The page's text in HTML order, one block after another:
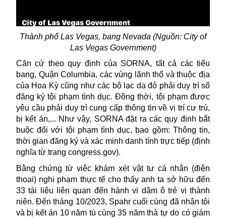
Thành phố Las Vegas, bang Nevada (Nguồn: City of
Las Vegas Government)
Căn cứ theo quy định của SORNA, tất cả các tiểu
bang, Quận Columbia, các vùng lãnh thổ và thuộc địa
của Hoa Kỳcũng như các bộ lạc da đỏ phải duy trì sổ
đăng ký tội phạm tình dục. Đồng thời, tội phạm được
yêu cầu phải duy trì cung cấp thông tin về vị trí cư trú,
bị kết án,... Như vậy, SORNA đặt ra các quy định bắt
buộc đối với tội phạm tình dục, bao gồm: Thông tin,
thời gian đăng ký và xác minh danh tính trực tiếp (định
nghĩa từ trang congress.gov).
Bằng chứng từ việc khám xét vật tư cá nhân (điện
thoại) nghi phạm thực tế cho thấy anh ta sở hữu đến
33 tài liệu liên quan đến hành vi dâm ô trẻ vị thành
niên. Đến tháng 10/2023, Spahr cuối cùng đã nhận tội
và bị kết án 10 năm tù cùng 35 năm thả tự do có giám